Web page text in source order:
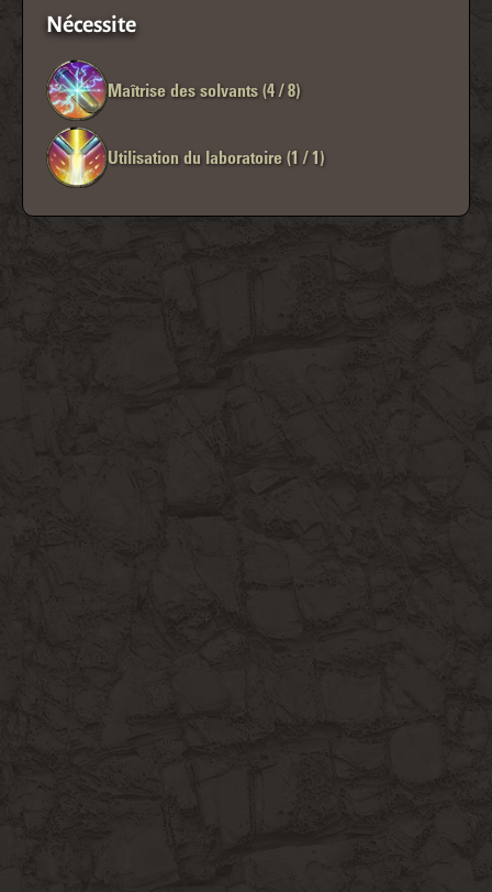
Nécessite
Maîtrise des solvants (4 / 8)
Utilisation du laboratoire (1 / 1)